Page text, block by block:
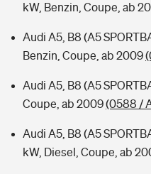
kW, Benzin, Coupe, ab
Audi A5, B8 (A5
Benzin, Coupe, ab 2009
Audi A5, B8 (A5
Coupe, ab 2009(0588 /
Audi A5, B8 (A5
kW, Diesel, Coupe, ab